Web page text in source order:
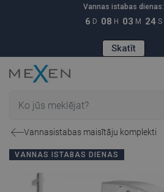
Vannas istabas dienas:
6 D 08 H 03 M 23 S
Skatīt
Vannasistabas maisītāju komplekti
VANNAS ISTABAS DIENAS